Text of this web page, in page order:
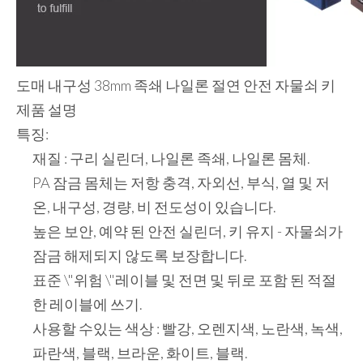
도매 내구성 38mm 족쇄 나일론 절연 안전 자물쇠 키
제품 설명
특징:
재질 : 구리 실린더, 나일론 족쇄, 나일론 몸체.
PA 잠금 몸체는 저항 충격, 자외선, 부식, 열 및 저
온, 내구성, 경량, 비 전도성이 있습니다.
높은 보안, 예약 된 안전 실린더, 키 유지 - 자물쇠가
잠금 해제되지 않도록 보장합니다.
표준 \"위험 \"레이블 및 전면 및 뒤로 포함 된 적절
한 레이블에 쓰기.
사용할 수있는 색상 : 빨강, 오렌지색, 노란색, 녹색,
파란색, 블랙, 브라운, 화이트, 블랙.